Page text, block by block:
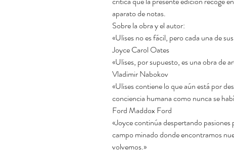
aparato de notas.
Sobre la obra y el autor:
«Ulises no es fácil, pero cada una de
Joyce Carol Oates
«Ulises, por supuesto, es una obra de
Vladimir Nabokov
«Ulises contiene lo que aún está por
conciencia humana como nunca se
Ford Maddox Ford
«Joyce continúa despertando
campo minado donde encontramos
volvemos.»